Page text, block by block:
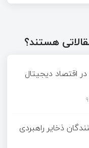
هستند؟
اقتصاد دیجیتال
9
ذخایر راهبردی